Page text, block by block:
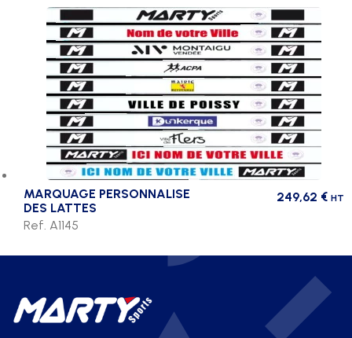
MARQUAGE PERSONNALISE
DES LATTES
249,62 € HT
Ref. A1145